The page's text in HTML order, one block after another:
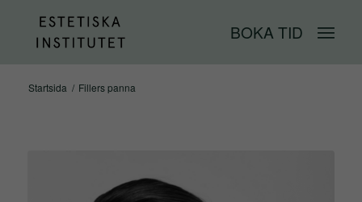
BOKA TID
Startsida / Fillers panna